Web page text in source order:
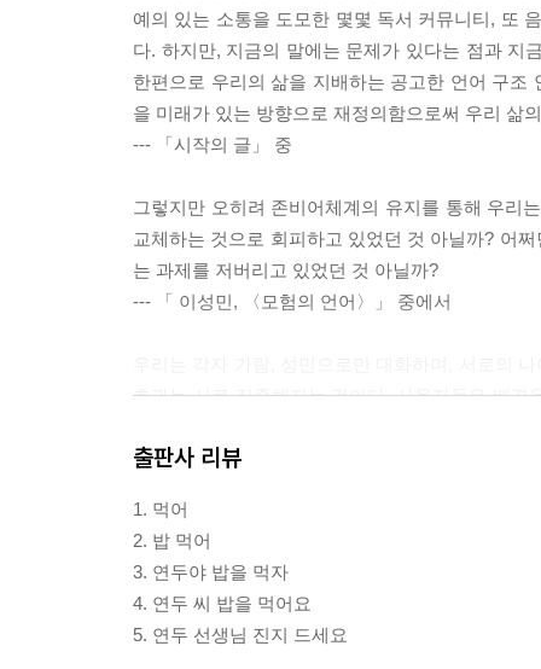
예의 있는 소통을 도모한 몇몇 독서 커뮤니티, 또
다. 하지만, 지금의 말에는 문제가 있다는 점과 지
한편으로 우리의 삶을 지배하는 공고한 언어 구
을 미래가 있는 방향으로 재정의함으로써 우리 삶
--- 「시작의 글」 중
그렇지만 오히려 존비어체계의 유지를 통해 우리
교체하는 것으로 회피하고 있었던 것 아닐까? 어
는 과제를 저버리고 있었던 것 아닐까?
--- 「 이성민, 〈모험의 언어〉」 중에서
효과는 서로 진중해지는 것이다. 사용자들은 배
이를 가늠하지 못할 사람들이 많겠지만, 나는 책
--- 「 박가람, 〈가람아, 가람 씨가 아닌 가람〉」
너무나 다른 각자성을 가진 이들은 서로가 이해할
에서 함께 호흡하고 미끄러지고 있다. 평범한 대
질감이 있었다. 반말처럼 마냥 가볍기만 한 장난
출판사 리뷰
1. 먹어
2. 밥 먹어
3. 연두야 밥을 먹자
4. 연두 씨 밥을 먹어요
5. 연두 선생님 진지 드세요